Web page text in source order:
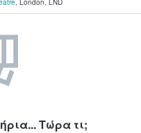
, London, LND
Τώρα τι;